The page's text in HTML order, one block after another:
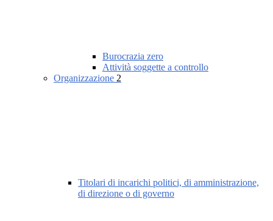
Burocrazia zero
Attività soggette a controllo
Organizzazione 2
Titolari di incarichi politici, di amministrazione,
di direzione o di governo